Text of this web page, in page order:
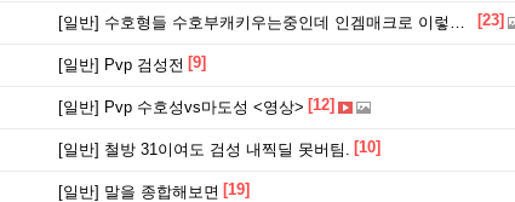
[일반] 수호형들 수호부캐키우는중인데 인겜매크로 이렇게만써도될까 ??? 꼭봐줘 ㅠㅠ [23]
[일반] Pvp 검성전 [9]
[일반] Pvp 수호성vs마도성 <영상> [12]
[일반] 철방 31이여도 검성 내찍딜 못버팀. [10]
[일반] 말을 종합해보면 [19]